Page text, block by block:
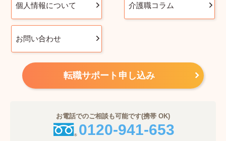
個人情報について 介護職コラム
お問い合わせ
転職サポート申し込み
お電話でのご相談も可能です(携帯 OK)
0120-941-653